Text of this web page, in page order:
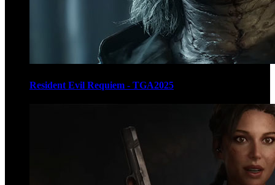
Resident Evil Requiem - TGA2025